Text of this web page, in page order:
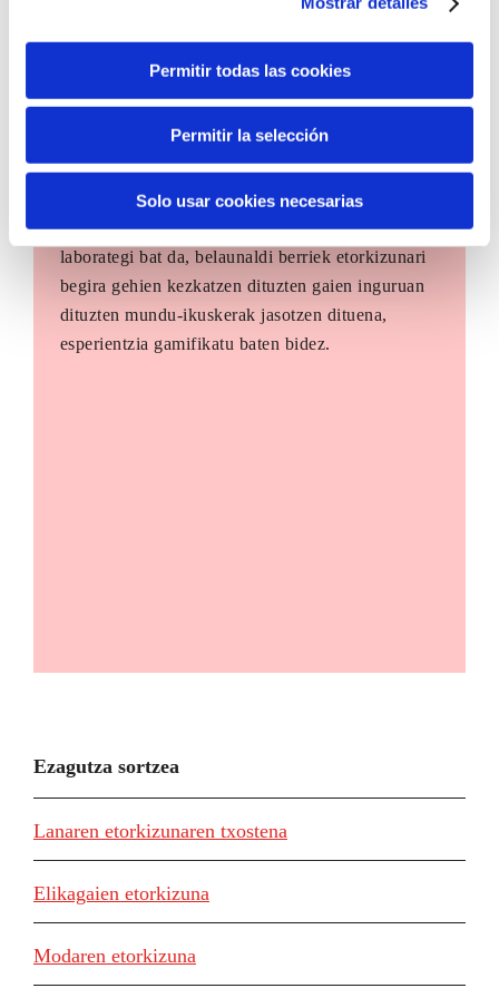
Permitir todas las cookies
Permitir la selección
Solo usar cookies necesarias
The Future Game
The Future Game gazteen parte-hartzerako
laborategi bat da, belaunaldi berriek etorkizunari
begira gehien kezkatzen dituzten gaien inguruan
dituzten mundu-ikuskerak jasotzen dituena,
esperientzia gamifikatu baten bidez.
Ezagutza sortzea
Lanaren etorkizunaren txostena
Elikagaien etorkizuna
Modaren etorkizuna